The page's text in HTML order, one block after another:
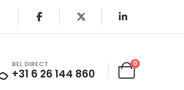
BEL DIRECT
+31 6 26 144 860 Cart
0